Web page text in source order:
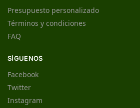
Presupuesto personalizado
Términos y condiciones
FAQ
SÍGUENOS
Facebook
Twitter
Instagram